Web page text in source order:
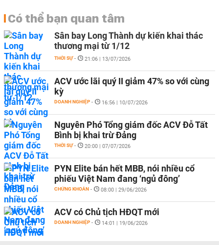
Có thể bạn quan tâm
Sân bay Long Thành dự kiến khai thác
thương mại từ 1/12
THỜI SỰ - 21:06 | 13/07/2026
ACV ước lãi quý II giảm 47% so với cùng
kỳ
DOANH NGHIỆP - 16:56 | 10/07/2026
Nguyên Phó Tổng giám đốc ACV Đỗ Tất
Bình bị khai trừ Đảng
THỜI SỰ - 20:00 | 07/07/2026
PYN Elite bán hết MBB, nói nhiều cổ
phiếu Việt Nam đang ‘ngủ đông’
CHỨNG KHOÁN - 08:00 | 29/06/2026
ACV có Chủ tịch HĐQT mới
DOANH NGHIỆP - 14:01 | 19/06/2026